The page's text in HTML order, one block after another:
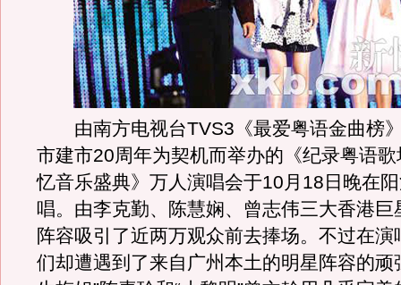
由南方电视台TVS3《最爱粤语金曲榜
市建市20周年为契机而举办的《纪录粤语
忆音乐盛典》万人演唱会于10月18日晚在
唱。由李克勤、陈慧娴、曾志伟三大香港巨
阵容吸引了近两万观众前去捧场。不过在演
们却遭遇到了来自广州本土的明星阵容的顽